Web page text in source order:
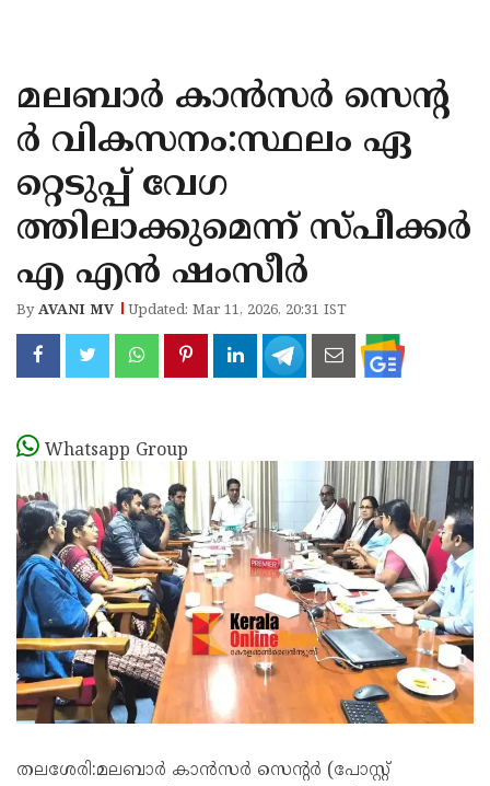
KANNUR
KASARAGOD
മലബാർ കാൻസർ സെൻ്റ
ർ വികസനം:സ്ഥലം ഏ
റ്റെടുപ്പ് വേഗ
ത്തിലാക്കുമെന്ന് സ്പീക്കർ
എ എൻ ഷംസീർ
ByAVANI MV Updated: Mar 11, 2026, 20:31 IST
Whatsapp Group
തലശേരി:മലബാർ കാൻസർ സെന്റർ (പോസ്റ്റ്